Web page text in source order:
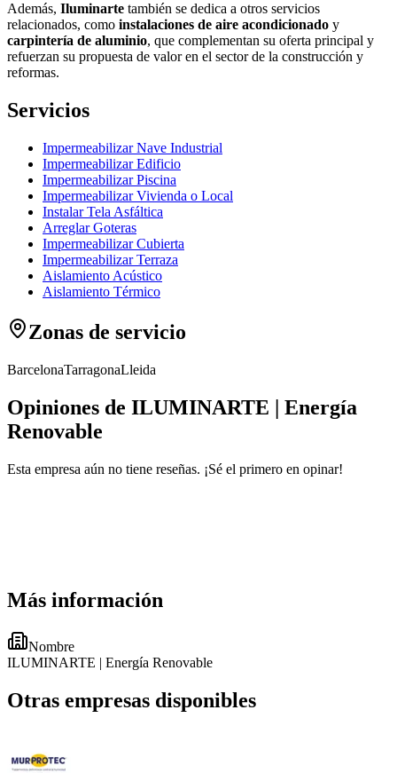
Además, Iluminarte también se dedica a otros servicios
relacionados, como instalaciones de aire acondicionado y
carpintería de aluminio, que complementan su oferta principal y
refuerzan su propuesta de valor en el sector de la construcción y
reformas.
Servicios
Impermeabilizar Nave Industrial
Impermeabilizar Edificio
Impermeabilizar Piscina
Impermeabilizar Vivienda o Local
Instalar Tela Asfáltica
Arreglar Goteras
Impermeabilizar Cubierta
Impermeabilizar Terraza
Aislamiento Acústico
Aislamiento Térmico
Zonas de servicio
BarcelonaTarragonaLleida
Opiniones de ILUMINARTE | Energía
Renovable
Esta empresa aún no tiene reseñas. ¡Sé el primero en opinar!
Más información
Nombre
ILUMINARTE | Energía Renovable
Otras empresas disponibles